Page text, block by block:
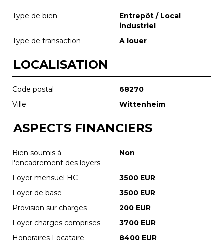
Type de bien
Entrepôt / Local
industriel
Type de transaction
A louer
LOCALISATION
Code postal
68270
Ville
Wittenheim
ASPECTS FINANCIERS
Bien soumis à
l'encadrement des loyers
Non
Loyer mensuel HC
3500 EUR
Loyer de base
3500 EUR
Provision sur charges
200 EUR
Loyer charges comprises
3700 EUR
Honoraires Locataire
8400 EUR